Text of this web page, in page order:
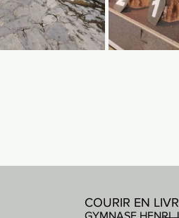
COURIR EN
GYMNASE HENRI